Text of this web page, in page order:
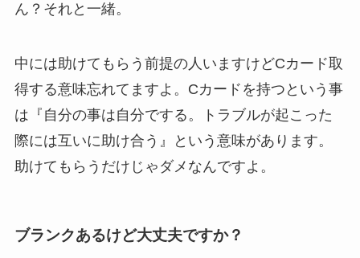
ん？それと一緒。
中には助けてもらう前提の人いますけどCカード取
得する意味忘れてますよ。Cカードを持つという事
は『自分の事は自分でする。トラブルが起こった
際には互いに助け合う』という意味があります。
助けてもらうだけじゃダメなんですよ。
ブランクあるけど大丈夫ですか？